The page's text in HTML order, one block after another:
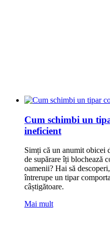
Cum schimbi un
ineficient
Simți că un anumit obicei
de supărare îți blochează
oamenii? Hai să
întrerupe un tipar
câștigătoare.
Mai mult